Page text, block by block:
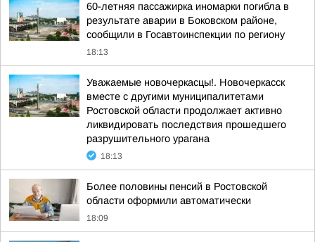
60-летняя пассажирка иномарки погибла в
результате аварии в Боковском районе,
сообщили в Госавтоинспекции по региону
18:13
Уважаемые новочеркасцы!. Новочеркасск
вместе с другими муниципалитетами
Ростовской области продолжает активно
ликвидировать последствия прошедшего
разрушительного урагана
18:13
Более половины пенсий в Ростовской
области оформили автоматически
18:09